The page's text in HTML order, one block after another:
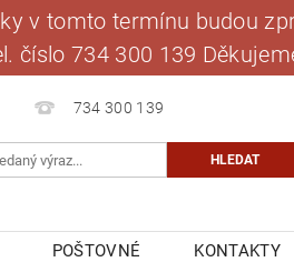
v tomto termínu budou
číslo 734 300 139
734 300 139
POŠTOVNÉ KONTAKTY